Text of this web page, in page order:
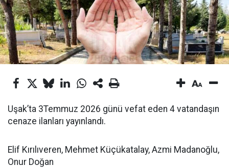
Uşak’ta 3Temmuz 2026 günü vefat eden 4 vatandaşın
cenaze ilanları yayınlandı.
Elif Kırılıveren, Mehmet Küçükatalay, Azmi Madanoğlu,
Onur Doğan